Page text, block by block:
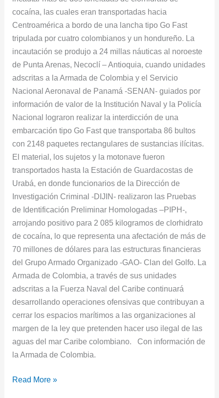
cocaína, las cuales eran transportadas hacia
Centroamérica a bordo de una lancha tipo Go Fast
tripulada por cuatro colombianos y un hondureño. La
incautación se produjo a 24 millas náuticas al noroeste
de Punta Arenas, Necoclí – Antioquia, cuando unidades
adscritas a la Armada de Colombia y el Servicio
Nacional Aeronaval de Panamá -SENAN- guiados por
información de valor de la Institución Naval y la Policía
Nacional lograron realizar la interdicción de una
embarcación tipo Go Fast que transportaba 86 bultos
con 2148 paquetes rectangulares de sustancias ilícitas.
El material, los sujetos y la motonave fueron
transportados hasta la Estación de Guardacostas de
Urabá, en donde funcionarios de la Dirección de
Investigación Criminal -DIJIN- realizaron las Pruebas
de Identificación Preliminar Homologadas –PIPH-,
arrojando positivo para 2 085 kilogramos de clorhidrato
de cocaína, lo que representa una afectación de más de
70 millones de dólares para las estructuras financieras
del Grupo Armado Organizado -GAO- Clan del Golfo. La
Armada de Colombia, a través de sus unidades
adscritas a la Fuerza Naval del Caribe continuará
desarrollando operaciones ofensivas que contribuyan a
cerrar los espacios marítimos a las organizaciones al
margen de la ley que pretenden hacer uso ilegal de las
aguas del mar Caribe colombiano. Con información de
la Armada de Colombia.
Golfo
de
Urabá
Read More »